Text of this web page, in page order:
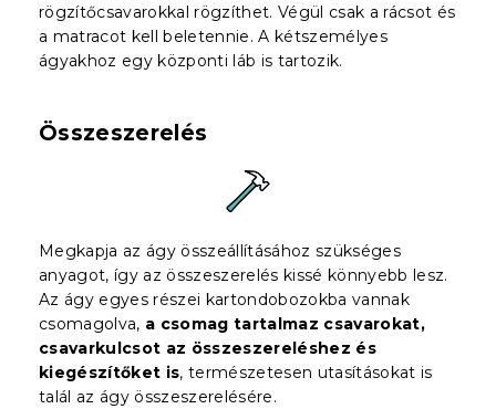
rögzítőcsavarokkal rögzíthet. Végül csak a rácsot és
a matracot kell beletennie. A kétszemélyes
ágyakhoz egy központi láb is tartozik.
Összeszerelés
Megkapja az ágy összeállításához szükséges
anyagot, így az összeszerelés kissé könnyebb lesz.
Az ágy egyes részei kartondobozokba vannak
csomagolva, a csomag tartalmaz csavarokat,
csavarkulcsot az összeszereléshez és
kiegészítőket is, természetesen utasításokat is
talál az ágy összeszerelésére.